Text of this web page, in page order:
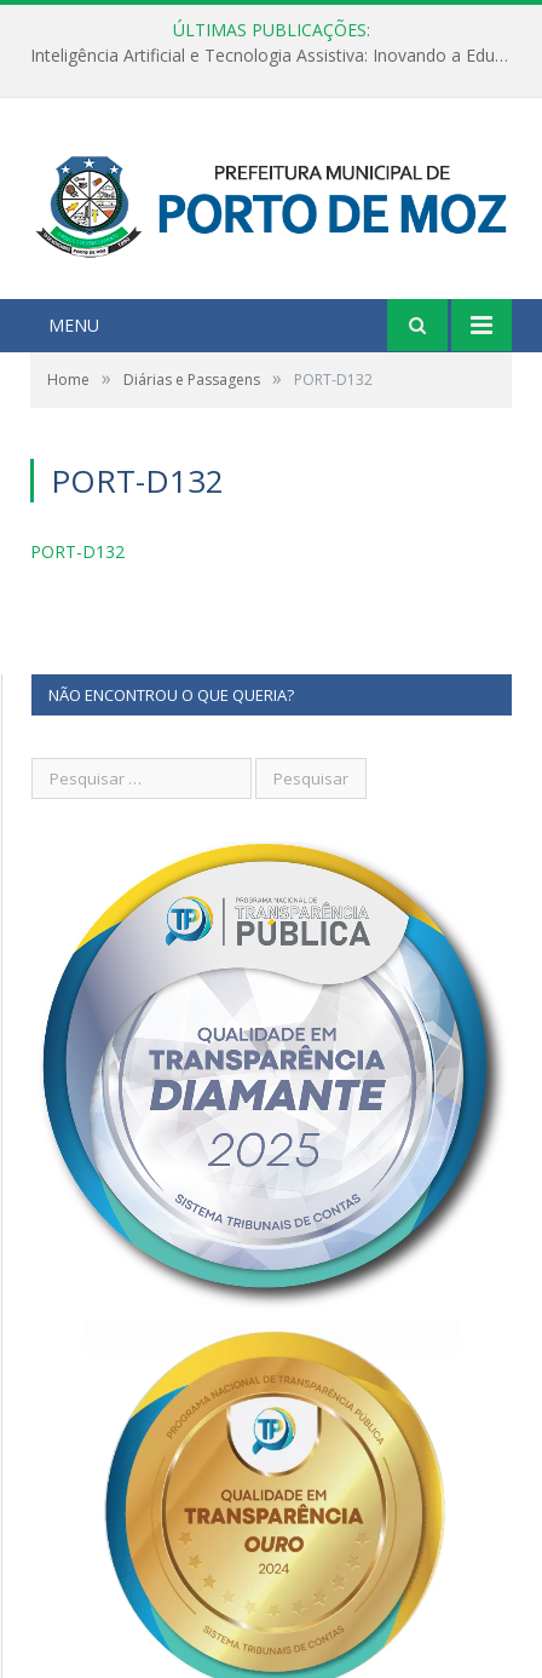
ÚLTIMAS PUBLICAÇÕES:
Inteligência Artificial e Tecnologia Assistiva: Inovando a Educação Especial e Inclusiva
MENU
Home » Diárias e Passagens » PORT-D132
PORT-D132
PORT-D132
NÃO ENCONTROU O QUE QUERIA?